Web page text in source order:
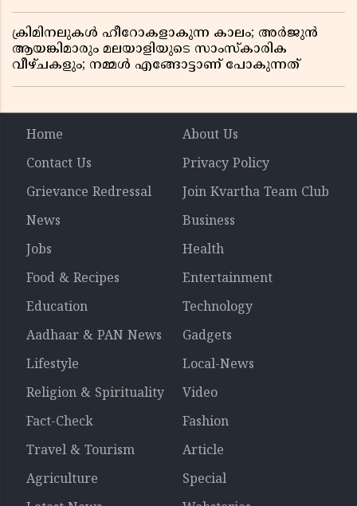
ക്രിമിനലുകൾ ഹീറോകളാകുന്ന കാലം; അർജുൻ
ആയങ്കിമാരും മലയാളിയുടെ സാംസ്കാരിക
വീഴ്ചകളും; നമ്മൾ എങ്ങോട്ടാണ് പോകുന്നത്
Home
About Us
Contact Us
Privacy Policy
Grievance Redressal
Join Kvartha Team Club
News
Business
Jobs
Health
Food & Recipes
Entertainment
Education
Technology
Aadhaar & PAN News
Gadgets
Lifestyle
Local-News
Religion & Spirituality
Video
Fact-Check
Fashion
Travel & Tourism
Article
Agriculture
Special